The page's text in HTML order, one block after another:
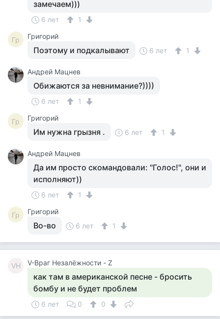
замечаем)))
6 лет 1
Гр Григорий
Поэтому и подкалывают 6 лет 1
Андрей Мацнев
Обижаются за невнимание?))))
6 лет 1
Гр Григорий
Им нужна грызня . 6 лет 1
Андрей Мацнев
Да им просто скомандовали: "Голос!", они и
исполняют))
6 лет 1
Гр Григорий
Во-во 6 лет 1
VН V-Враг Незалёжности - Z
как там в американской песне - бросить
бомбу и не будет проблем
6 лет 0 0